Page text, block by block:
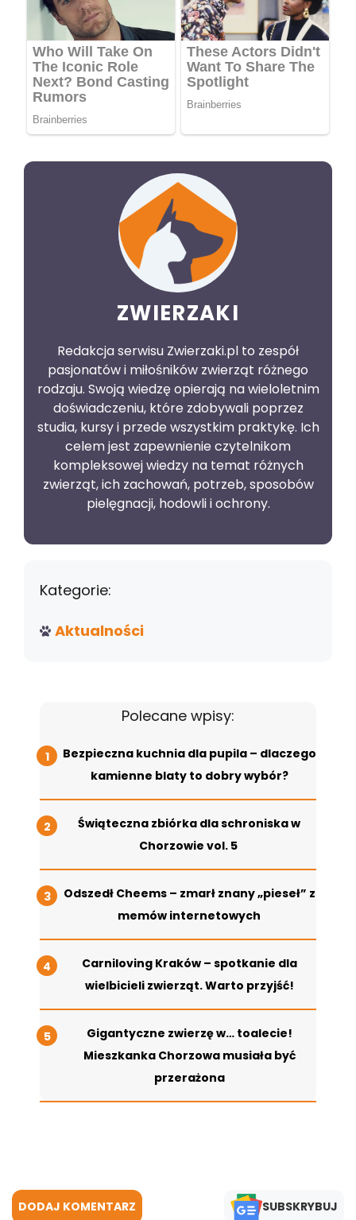
ZWIERZAKI
Redakcja serwisu Zwierzaki.pl to zespół
pasjonatów i miłośników zwierząt różnego
rodzaju. Swoją wiedzę opierają na wieloletnim
doświadczeniu, które zdobywali poprzez
studia, kursy i przede wszystkim praktykę. Ich
celem jest zapewnienie czytelnikom
kompleksowej wiedzy na temat różnych
zwierząt, ich zachowań, potrzeb, sposobów
pielęgnacji, hodowli i ochrony.
Kategorie:
Aktualności
Polecane wpisy:
Bezpieczna kuchnia dla pupila – dlaczego
kamienne blaty to dobry wybór?
Świąteczna zbiórka dla schroniska w
Chorzowie vol. 5
Odszedł Cheems – zmarł znany „pieseł” z
memów internetowych
Carniloving Kraków – spotkanie dla
wielbicieli zwierząt. Warto przyjść!
Gigantyczne zwierzę w… toalecie!
Mieszkanka Chorzowa musiała być
przerażona
DODAJ KOMENTARZ SUBSKRYBUJ